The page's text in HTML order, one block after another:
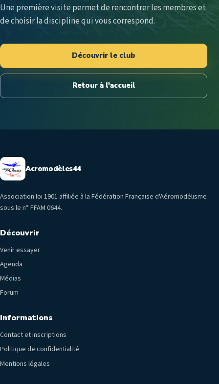
Une première visite permet de rencontrer les membres et
de choisir la discipline qui vous correspond.
Découvrir le club
Retour à l'accueil
Acromodèles44
Association loi 1901 affiliée à la Fédération Française d'Aéromodélisme
sous le n° FFAM 0644.
Découvrir
Venir essayer
Agenda
Médias
Forum
Informations
Contact et inscriptions
Politique de confidentialité
Mentions légales